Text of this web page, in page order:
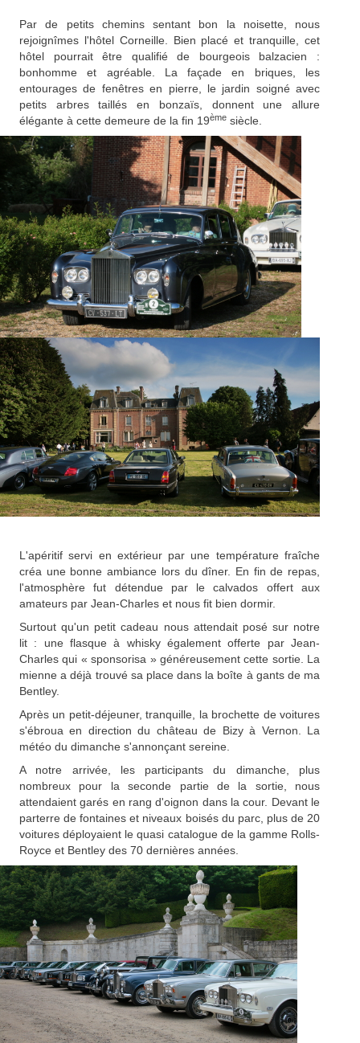
Par de petits chemins sentant bon la noisette, nous
rejoignîmes l'hôtel Corneille. Bien placé et tranquille, cet
hôtel pourrait être qualifié de bourgeois balzacien :
bonhomme et agréable. La façade en briques, les
entourages de fenêtres en pierre, le jardin soigné avec
petits arbres taillés en bonzaïs, donnent une allure
élégante à cette demeure de la fin 19ème siècle.
L'apéritif servi en extérieur par une température fraîche
créa une bonne ambiance lors du dîner. En fin de repas,
l'atmosphère fut détendue par le calvados offert aux
amateurs par Jean-Charles et nous fit bien dormir.
Surtout qu'un petit cadeau nous attendait posé sur notre
lit : une flasque à whisky également offerte par Jean-
Charles qui « sponsorisa » généreusement cette sortie. La
mienne a déjà trouvé sa place dans la boîte à gants de ma
Bentley.
Après un petit-déjeuner, tranquille, la brochette de voitures
s'ébroua en direction du château de Bizy à Vernon. La
météo du dimanche s'annonçant sereine.
A notre arrivée, les participants du dimanche, plus
nombreux pour la seconde partie de la sortie, nous
attendaient garés en rang d'oignon dans la cour. Devant le
parterre de fontaines et niveaux boisés du parc, plus de 20
voitures déployaient le quasi catalogue de la gamme Rolls-
Royce et Bentley des 70 dernières années.